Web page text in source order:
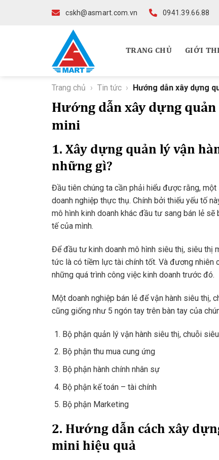
cskh@asmart.com.vn 0941.39.66.88
TRANG CHỦ GIỚI
Trang chủ › Tin tức › Hướng dẫn xây dựng
Hướng dẫn xây dựng
mini
1. Xây dựng quản lý vận
những gì?
Đầu tiên chúng ta cần phải hiểu được rằng,
doanh nghiệp thực thụ. Chính bởi thiếu yếu tố
mô hình kinh doanh khác đầu tư sang bán lẻ
tế của mình.
Để đầu tư kinh doanh mô hình siêu thị, siêu thị
tức là có tiềm lực tài chính tốt. Và đương nhiên
những quá trình công việc kinh doanh trước đó.
Một doanh nghiệp bán lẻ để vận hành siêu thị,
cũng giống như 5 ngón tay trên bàn tay của
Bộ phận quản lý vận hành siêu thị, chuỗi
Bộ phận thu mua cung ứng
Bộ phận hành chính nhân sự
Bộ phận kế toán – tài chính
Bộ phận Marketing
2. Hướng dẫn cách xây
mini hiệu quả